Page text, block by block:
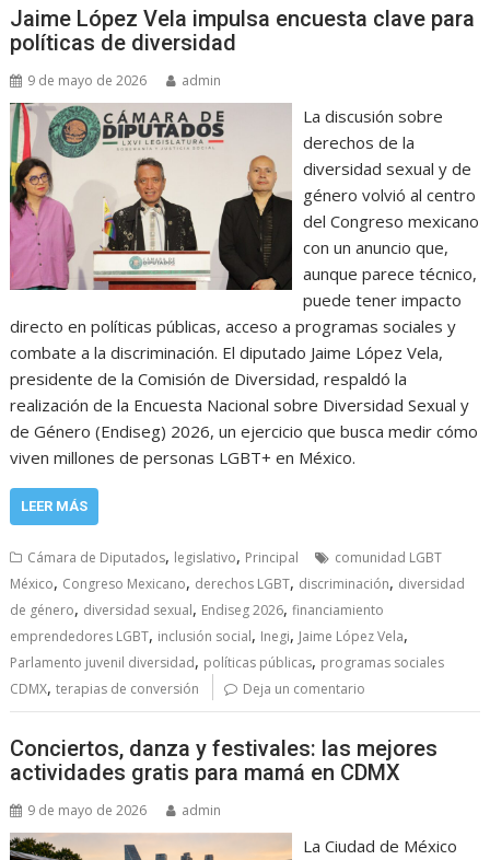
Jaime López Vela impulsa encuesta clave para
políticas de diversidad
9 de mayo de 2026 admin
La discusión sobre
derechos de la
diversidad sexual y de
género volvió al centro
del Congreso mexicano
con un anuncio que,
aunque parece técnico,
puede tener impacto
directo en políticas públicas, acceso a programas sociales y
combate a la discriminación. El diputado Jaime López Vela,
presidente de la Comisión de Diversidad, respaldó la
realización de la Encuesta Nacional sobre Diversidad Sexual y
de Género (Endiseg) 2026, un ejercicio que busca medir cómo
viven millones de personas LGBT+ en México.
LEER MÁS
Cámara de Diputados, legislativo, Principal
comunidad LGBT
México, Congreso Mexicano, derechos LGBT, discriminación, diversidad
de género, diversidad sexual, Endiseg 2026,financiamiento
emprendedores LGBT, inclusión social, Inegi, Jaime López Vela,
Parlamento juvenil diversidad, políticas públicas, programas sociales
CDMX,terapias de conversión Deja un comentario
Conciertos, danza y festivales: las mejores
actividades gratis para mamá en CDMX
9 de mayo de 2026 admin
La Ciudad de México